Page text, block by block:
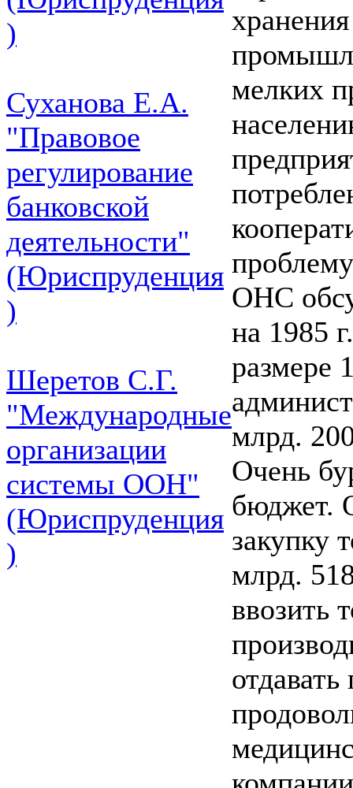
)
Суханова Е.А.
"Правовое
регулирование
банковской
деятельности"
(Юриспруденция
)
Шеретов С.Г.
"Международные
организации
системы ООН"
(Юриспруденция
)
мелких
OHC
на 1985
размере
млрд.
Очень
бюджет.
закупку
млрд.
ввозить